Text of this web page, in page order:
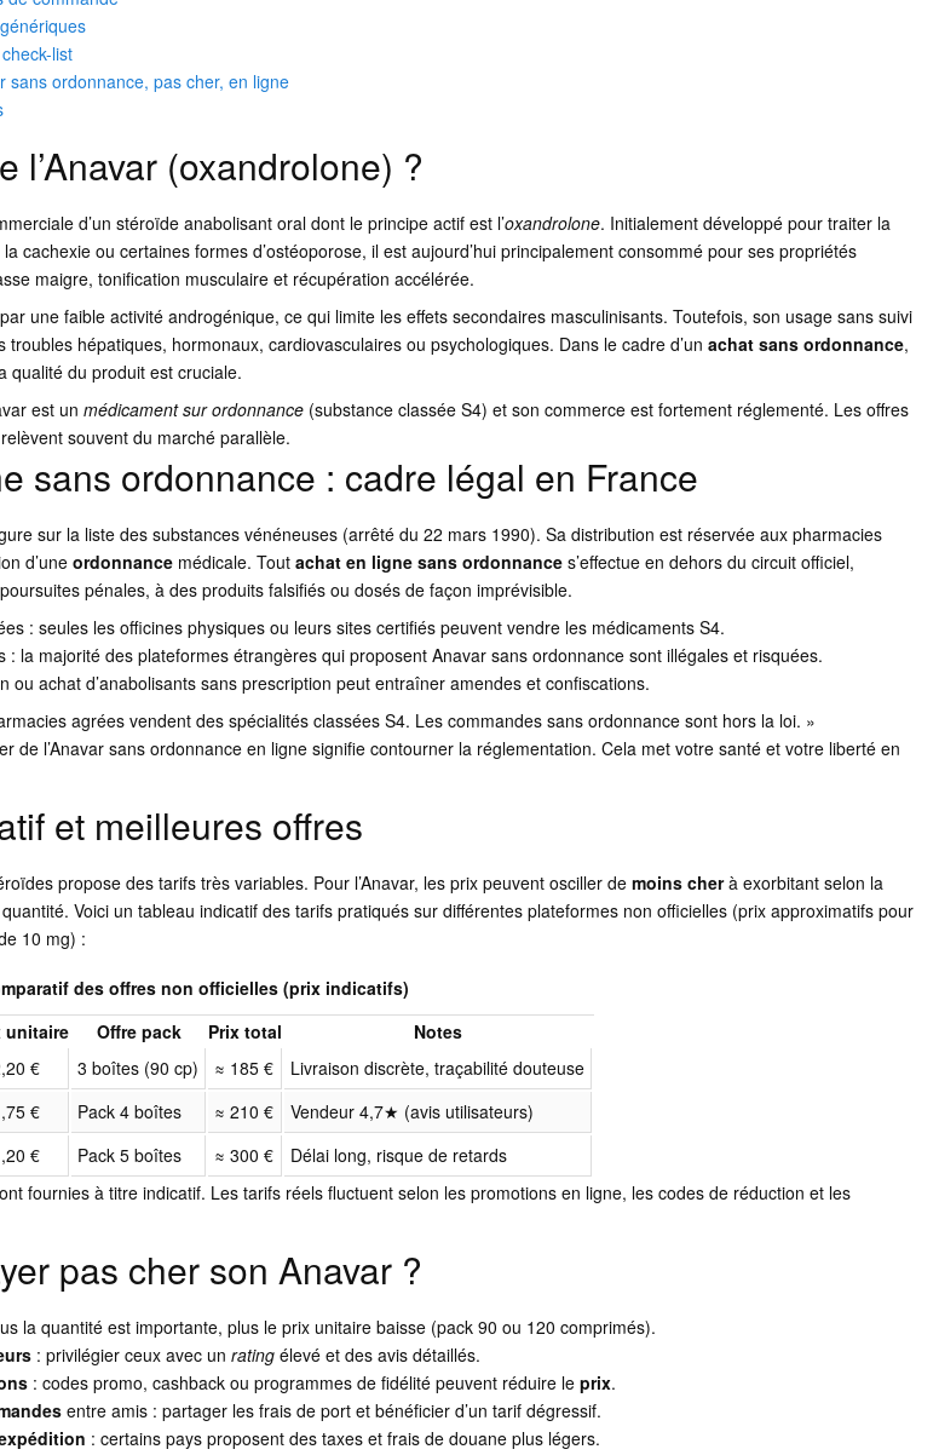
list
sans ordonnance, pas cher, en ligne
l’Anavar (oxandrolone) ?
d’un stéroïde anabolisant oral dont le principe actif est l’oxandrolone. Initialement développé pour traiter la
cachexie ou certaines formes d’ostéoporose, il est aujourd’hui principalement consommé pour ses propriétés
maigre, tonification musculaire et récupération accélérée.
une faible activité androgénique, ce qui limite les effets secondaires masculinisants. Toutefois, son usage sans suivi
troubles hépatiques, hormonaux, cardiovasculaires ou psychologiques. Dans le cadre d’unachat sans ordonnance,
qualité du produit est cruciale.
est unmédicament sur ordonnance (substance classée S4) et son commerce est fortement réglementé. Les offres
relèvent souvent du marché parallèle.
sans ordonnance : cadre légal en France
sur la liste des substances vénéneuses (arrêté du 22 mars 1990). Sa distribution est réservée aux pharmacies
d’uneordonnance médicale. Toutachat en ligne sans ordonnance s’effectue en dehors du circuit officiel,
pénales, à des produits falsifiés ou dosés de façon imprévisible.
: seules les officines physiques ou leurs sites certifiés peuvent vendre les médicaments S4.
: la majorité des plateformes étrangères qui proposent Anavar sans ordonnance sont illégales et risquées.
ou achat d’anabolisants sans prescription peut entraîner amendes et confiscations.
agrées vendent des spécialités classées S4. Les commandes sans ordonnance sont hors la loi. »
de l’Anavar sans ordonnance en ligne signifie contourner la réglementation. Cela met votre santé et votre liberté en
et meilleures offres
propose des tarifs très variables. Pour l’Anavar, les prix peuvent osciller demoins cherà exorbitant selon la
Voici un tableau indicatif des tarifs pratiqués sur différentes plateformes non officielles (prix approximatifs pour
10 mg) :
des offres non officielles (prix indicatifs)
unitaire Offre pack Prix total
Notes
€ 3 boîtes (90 cp) ≈ 185 €
Livraison discrète, traçabilité douteuse
€ Pack 4 boîtes ≈ 210 €
Vendeur 4,7★ (avis utilisateurs)
€ Pack 5 boîtes ≈ 300 €
Délai long, risque de retards
fournies à titre indicatif. Les tarifs réels fluctuent selon les promotions en ligne, les codes de réduction et les
pas cher son Anavar ?
la quantité est importante, plus le prix unitaire baisse (pack 90 ou 120 comprimés).
: privilégier ceux avec unrating élevé et des avis détaillés.
: codes promo, cashback ou programmes de fidélité peuvent réduire leprix.
entre amis : partager les frais de port et bénéficier d’un tarif dégressif.
: certains pays proposent des taxes et frais de douane plus légers.